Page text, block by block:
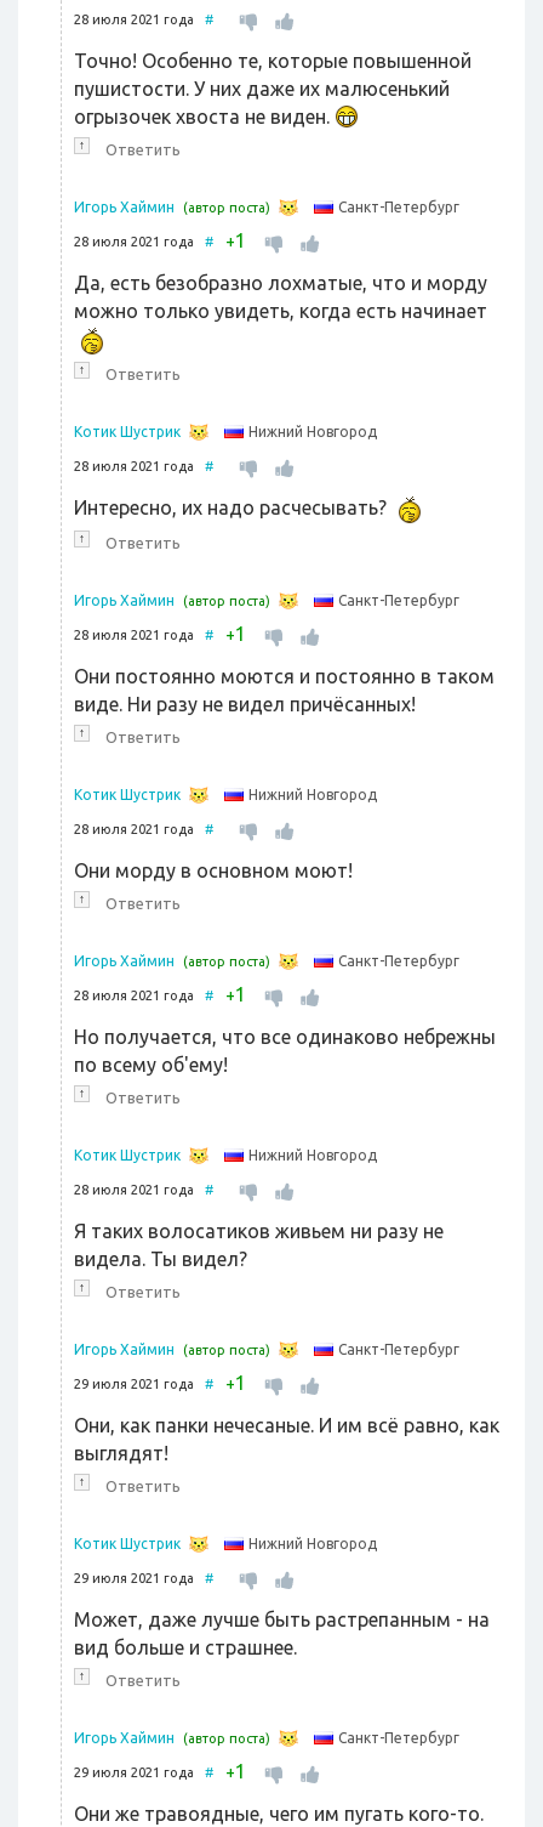
28 июля 2021 года #
Точно! Особенно те, которые повышенной
пушистости. У них даже их малюсенький
огрызочек хвоста не виден.
↑ Ответить
Игорь Хаймин (автор поста) Санкт-Петербург
28 июля 2021 года # +1
Да, есть безобразно лохматые, что и морду
можно только увидеть, когда есть начинает
↑ Ответить
Котик Шустрик Нижний Новгород
28 июля 2021 года #
Интересно, их надо расчесывать?
↑ Ответить
Игорь Хаймин (автор поста) Санкт-Петербург
28 июля 2021 года # +1
Они постоянно моются и постоянно в таком
виде. Ни разу не видел причёсанных!
↑ Ответить
Котик Шустрик Нижний Новгород
28 июля 2021 года #
Они морду в основном моют!
↑ Ответить
Игорь Хаймин (автор поста) Санкт-Петербург
28 июля 2021 года # +1
Но получается, что все одинаково небрежны
по всему об'ему!
↑ Ответить
Котик Шустрик Нижний Новгород
28 июля 2021 года #
Я таких волосатиков живьем ни разу не
видела. Ты видел?
↑ Ответить
Игорь Хаймин (автор поста) Санкт-Петербург
29 июля 2021 года # +1
Они, как панки нечесаные. И им всё равно, как
выглядят!
↑ Ответить
Котик Шустрик Нижний Новгород
29 июля 2021 года #
Может, даже лучше быть растрепанным - на
вид больше и страшнее.
↑ Ответить
Игорь Хаймин (автор поста) Санкт-Петербург
29 июля 2021 года # +1
Они же травоядные, чего им пугать кого-то.